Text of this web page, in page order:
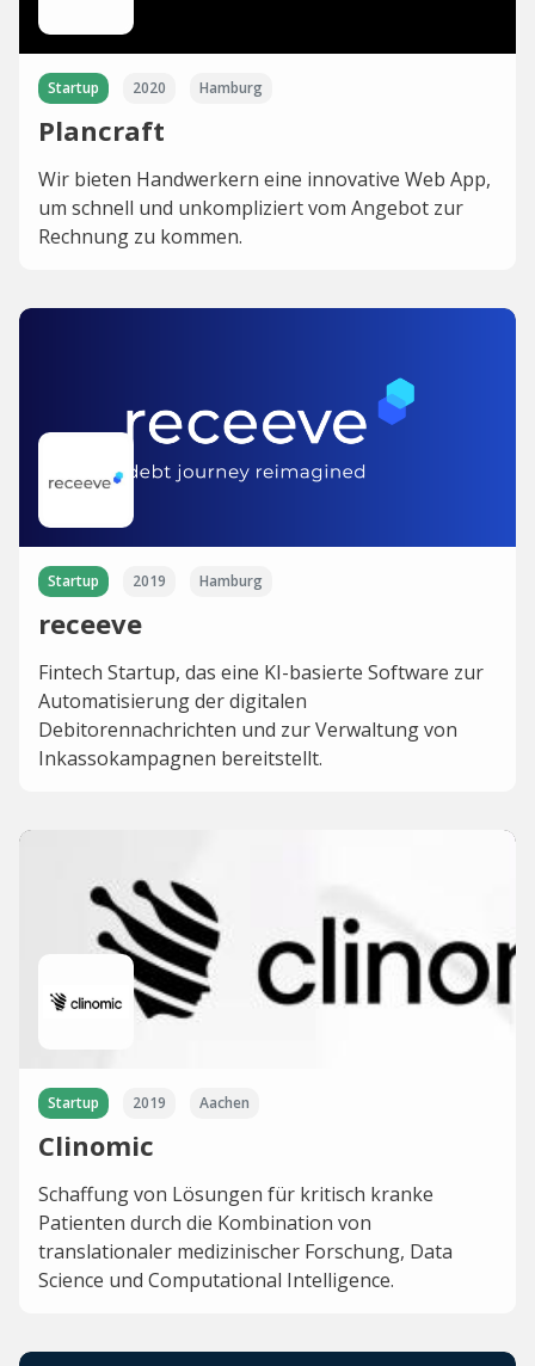
Startup 2020 Hamburg
Plancraft
Wir bieten Handwerkern eine innovative Web App,
um schnell und unkompliziert vom Angebot zur
Rechnung zu kommen.
Startup 2019 Hamburg
receeve
Fintech Startup, das eine KI-basierte Software zur
Automatisierung der digitalen
Debitorennachrichten und zur Verwaltung von
Inkassokampagnen bereitstellt.
Startup 2019 Aachen
Clinomic
Schaffung von Lösungen für kritisch kranke
Patienten durch die Kombination von
translationaler medizinischer Forschung, Data
Science und Computational Intelligence.